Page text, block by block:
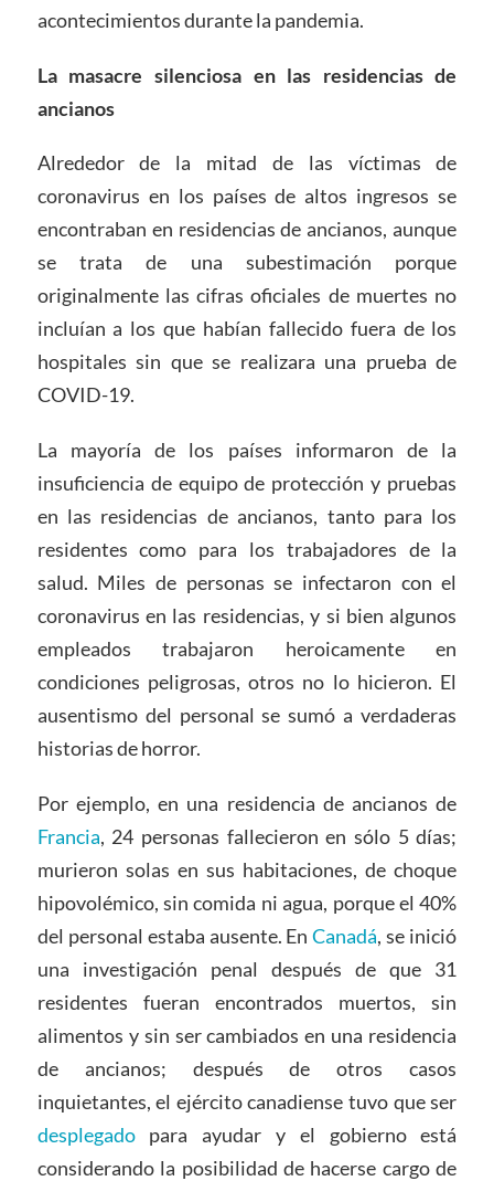
acontecimientos durante la pandemia.
La masacre silenciosaen las residencias de
ancianos
Alrededor de la mitad de las víctimas de
coronavirus en los países de altos ingresos se
encontraban en residencias de ancianos, aunque
se trata de una subestimación porque
originalmente las cifras oficiales de muertes no
incluían a los que habían fallecido fuera de los
hospitales sin que se realizara una prueba de
COVID-19.
La mayoría de los países informaron de la
insuficiencia de equipo de protección y pruebas
en las residencias de ancianos, tanto para los
residentes como para los trabajadores de la
salud. Miles de personas se infectaron con el
coronavirus en las residencias, y si bien algunos
empleados trabajaron heroicamente en
condiciones peligrosas, otros no lo hicieron. El
ausentismo del personal se sumó a verdaderas
historias de horror.
Por ejemplo, en una residencia de ancianos de
Francia, 24 personas fallecieron en sólo 5 días;
murieron solas en sus habitaciones, de choque
hipovolémico, sin comida ni agua, porque el 40%
del personal estaba ausente. EnCanadá, se inició
una investigación penal después de que 31
residentes fueran encontrados muertos, sin
alimentos y sin ser cambiados en una residencia
de ancianos; después de otros casos
inquietantes, el ejército canadiense tuvo que ser
desplegadopara ayudar y el gobierno está
considerando la posibilidad de hacerse cargo de